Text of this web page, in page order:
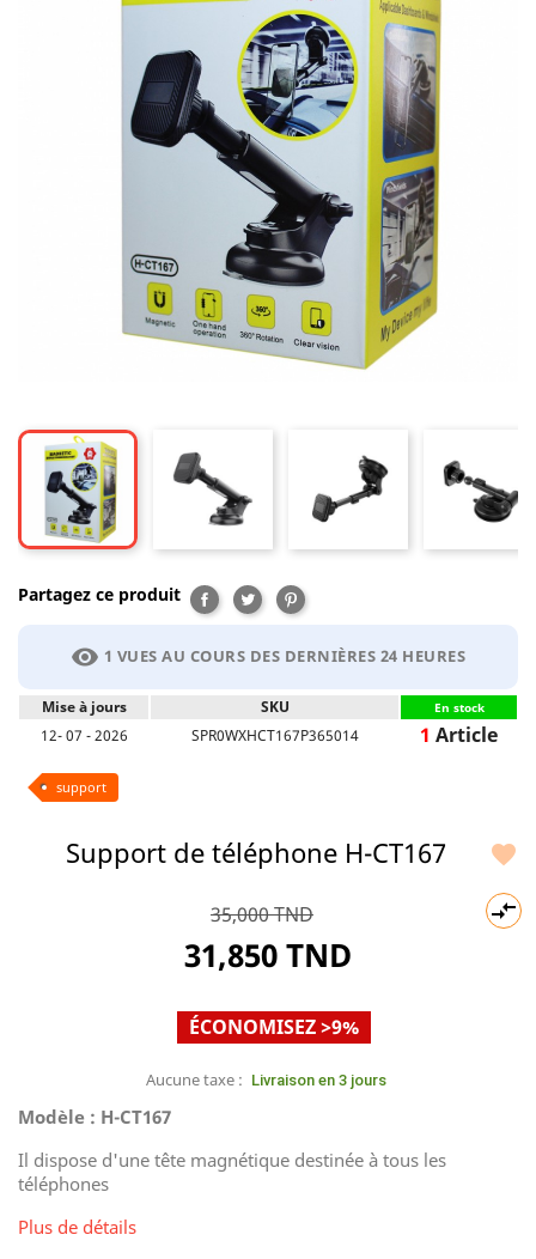
Partagez ce produit Partager
TweetPinterest
visibility 1 VUES AU COURS DES DERNIÈRES 24 HEURES
Mise à jours SKU En stock
12- 07 - 2026 SPR0WXHCT167P365014 1 Article
support


Support de téléphone H-CT167
35,000 TND
31,850 TND
ÉCONOMISEZ >9%
Aucune taxe : Livraison en 3 jours
Modèle : H-CT167
Il dispose d'une tête magnétique destinée à tous les
téléphones
Plus de détails